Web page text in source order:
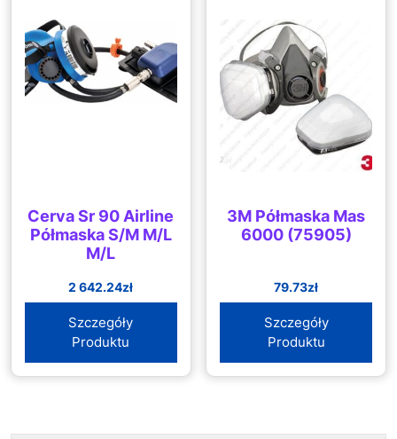
Cerva Sr 90 Airline
Półmaska S/M M/L
M/L
2 642.24zł
Szczegóły
Produktu
3M Półmaska Mas
6000 (75905)
79.73zł
Szczegóły
Produktu